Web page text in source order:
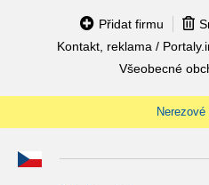
Přidat firmu
Kontakt, reklama /
Všeobecné